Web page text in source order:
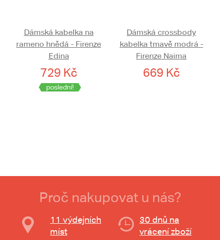
Dámská kabelka na
rameno hnědá - Firenze
Edina
729 Kč
poslední!
Dámská crossbody
kabelka tmavě modrá -
Firenze Naima
669 Kč
Proč nakupovat u nás?
11 výdejních
míst
30 dnů na
vrácení zboží